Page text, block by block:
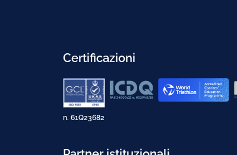
Certificazioni
n. 61Q23682